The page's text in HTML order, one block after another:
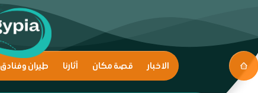
الاخبار قصة مكان آثارنا طيران وفنادق